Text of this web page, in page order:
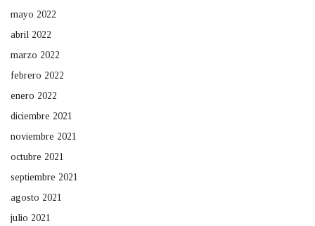
mayo 2022
abril 2022
marzo 2022
febrero 2022
enero 2022
diciembre 2021
noviembre 2021
octubre 2021
septiembre 2021
agosto 2021
julio 2021